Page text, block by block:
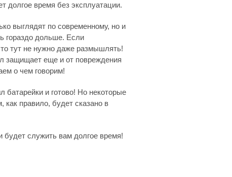
долгое время без эксплуатации.
выглядят по современному, но и
гораздо дольше. Если
тут не нужно даже размышлять!
защищает еще и от повреждения
о чем говорим!
батарейки и готово! Но некоторые
как правило, будет сказано в
будет служить вам долгое время!